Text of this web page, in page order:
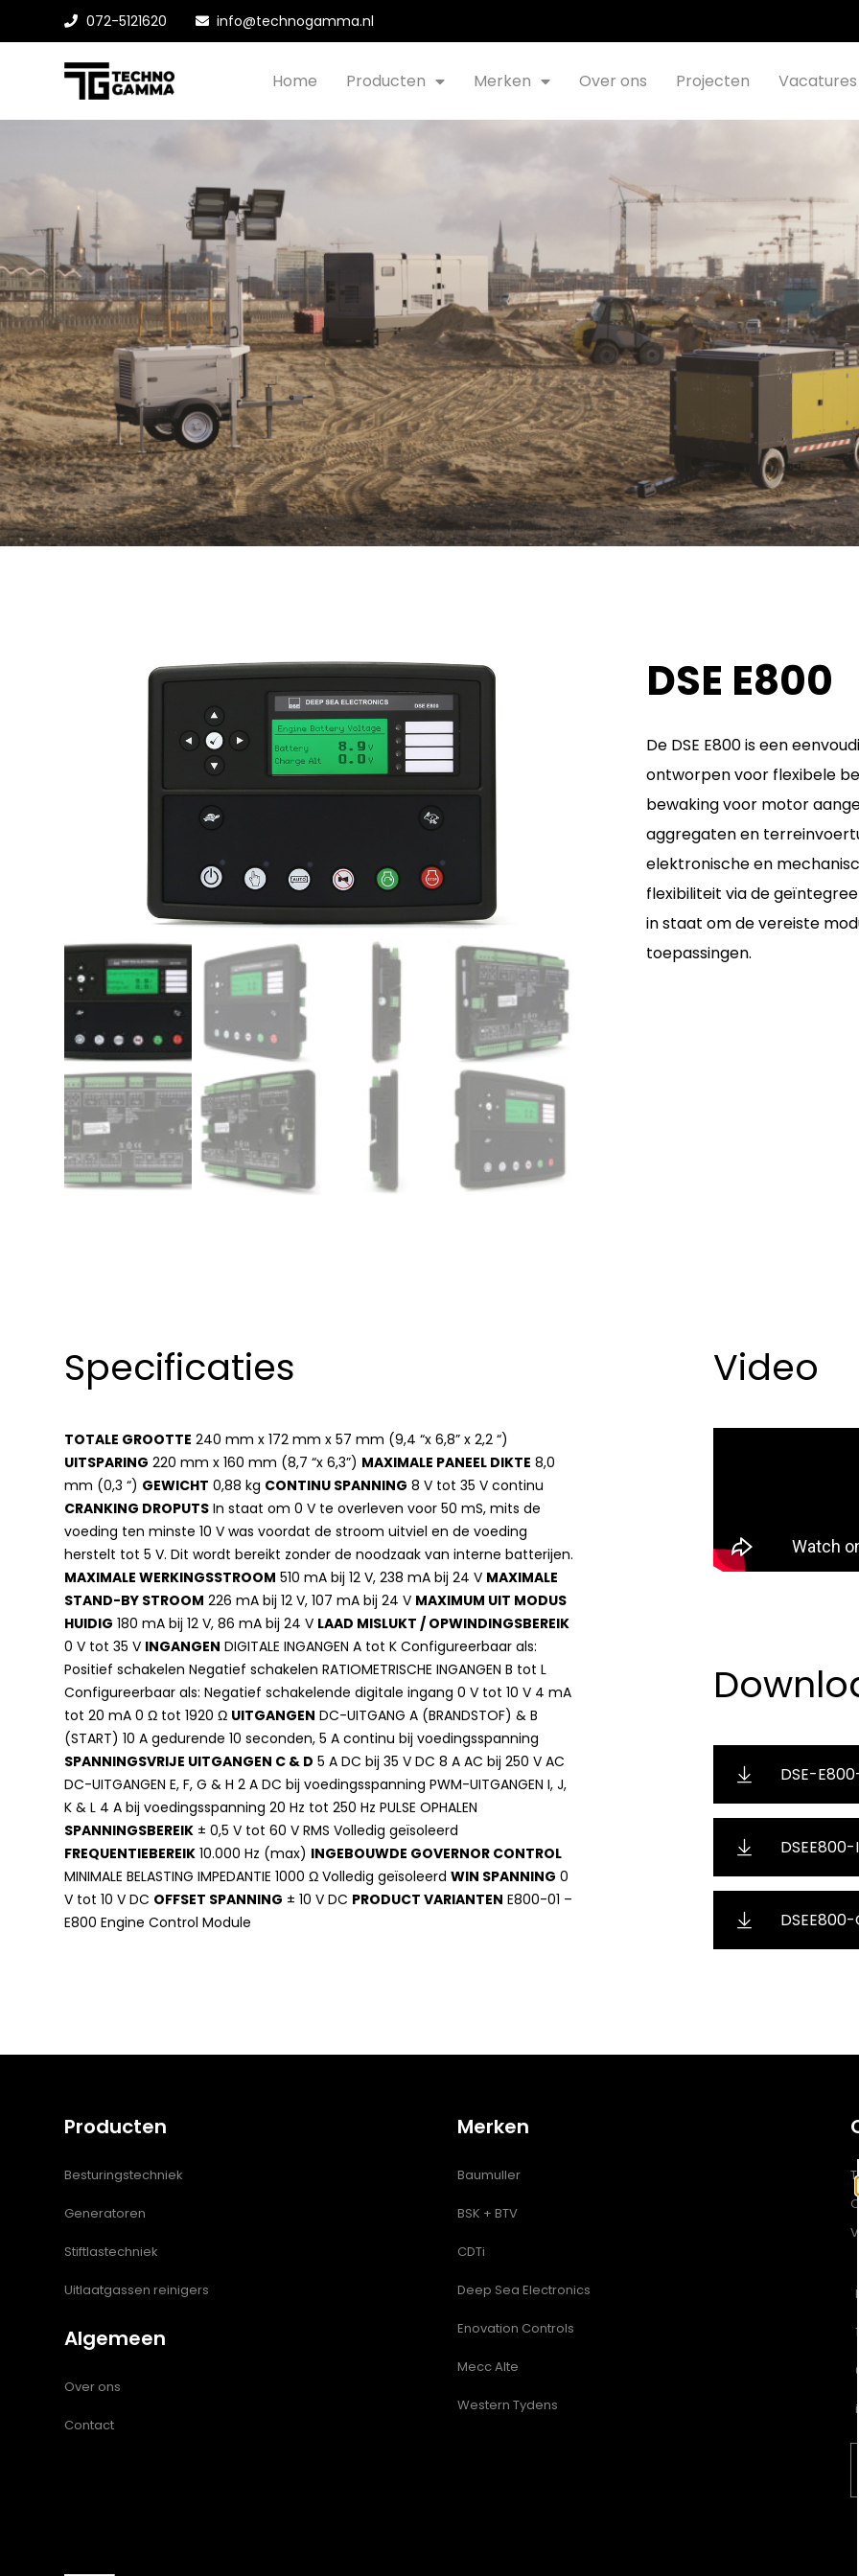
072-5121620 info@technogamma.nl
Home Producten Merken Over ons Projecten Vacatures
DSE E800
De DSE E800 is een
ontworpen voor flexibele
bewaking voor motor
aggregaten en
elektronische en
flexibiliteit via de
in staat om de vereiste
toepassingen.
Specificaties
TOTALE GROOTTE 240 mm x 172 mm x 57 mm (9,4 “x 6,8” x 2,2 “)
UITSPARING 220 mm x 160 mm (8,7 “x 6,3”) MAXIMALE PANEEL DIKTE 8,0
mm (0,3 “) GEWICHT 0,88 kg CONTINU SPANNING 8 V tot 35 V continu
CRANKING DROPUTS In staat om 0 V te overleven voor 50 mS, mits de
voeding ten minste 10 V was voordat de stroom uitviel en de voeding
herstelt tot 5 V. Dit wordt bereikt zonder de noodzaak van interne batterijen.
MAXIMALE WERKINGSSTROOM 510 mA bij 12 V, 238 mA bij 24 V MAXIMALE
STAND-BY STROOM 226 mA bij 12 V, 107 mA bij 24 V MAXIMUM UIT MODUS
HUIDIG 180 mA bij 12 V, 86 mA bij 24 V LAAD MISLUKT / OPWINDINGSBEREIK
0 V tot 35 V INGANGEN DIGITALE INGANGEN A tot K Configureerbaar als:
Positief schakelen Negatief schakelen RATIOMETRISCHE INGANGEN B tot L
Configureerbaar als: Negatief schakelende digitale ingang 0 V tot 10 V 4 mA
tot 20 mA 0 Ω tot 1920 Ω UITGANGEN DC-UITGANG A (BRANDSTOF) & B
(START) 10 A gedurende 10 seconden, 5 A continu bij voedingsspanning
SPANNINGSVRIJE UITGANGEN C & D 5 A DC bij 35 V DC 8 A AC bij 250 V AC
DC-UITGANGEN E, F, G & H 2 A DC bij voedingsspanning PWM-UITGANGEN I, J,
K & L 4 A bij voedingsspanning 20 Hz tot 250 Hz PULSE OPHALEN
SPANNINGSBEREIK ± 0,5 V tot 60 V RMS Volledig geïsoleerd
FREQUENTIEBEREIK 10.000 Hz (max) INGEBOUWDE GOVERNOR CONTROL
MINIMALE BELASTING IMPEDANTIE 1000 Ω Volledig geïsoleerd WIN SPANNING 0
V tot 10 V DC OFFSET SPANNING ± 10 V DC PRODUCT VARIANTEN E800-01 –
E800 Engine Control Module
Video
DSE-
Producten
Besturingstechniek
Generatoren
Stiftlastechniek
Uitlaatgassen reinigers
Algemeen
Over ons
Contact
Merken
Baumuller
BSK + BTV
CDTi
Deep Sea Electronics
Enovation Controls
Mecc Alte
Western Tydens